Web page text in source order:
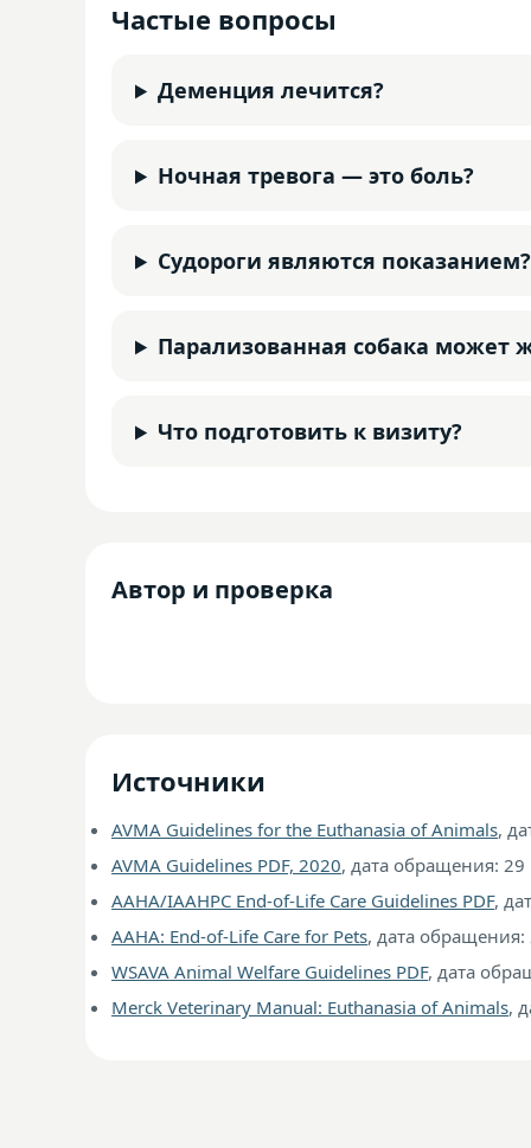
Частые вопросы
Деменция лечится?
Ночная тревога — это боль?
Судороги являются показанием?
Парализованная собака может
Что подготовить к визиту?
Автор и проверка
Источники
AVMA Guidelines for the Euthanasia of Animals,
AVMA Guidelines PDF, 2020, дата обращения:
AAHA/IAAHPC End-of-Life Care Guidelines PDF,
AAHA: End-of-Life Care for Pets, дата
WSAVA Animal Welfare Guidelines PDF, дата
Merck Veterinary Manual: Euthanasia of Animals,